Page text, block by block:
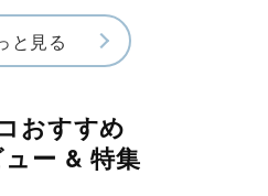
と見る
おすすめ
ー & 特集